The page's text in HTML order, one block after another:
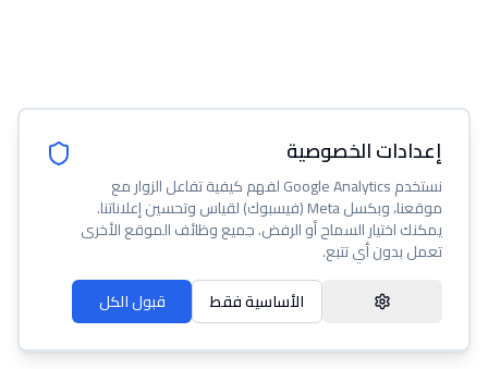
إعدادات الخصوصية
نستخدم Google Analytics لفهم كيفية تفاعل الزوار مع
موقعنا، وبكسل Meta (فيسبوك) لقياس وتحسين إعلاناتنا.
يمكنك اختيار السماح أو الرفض. جميع وظائف الموقع الأخرى
تعمل بدون أي تتبع.
قبول الكل
الأساسية فقط